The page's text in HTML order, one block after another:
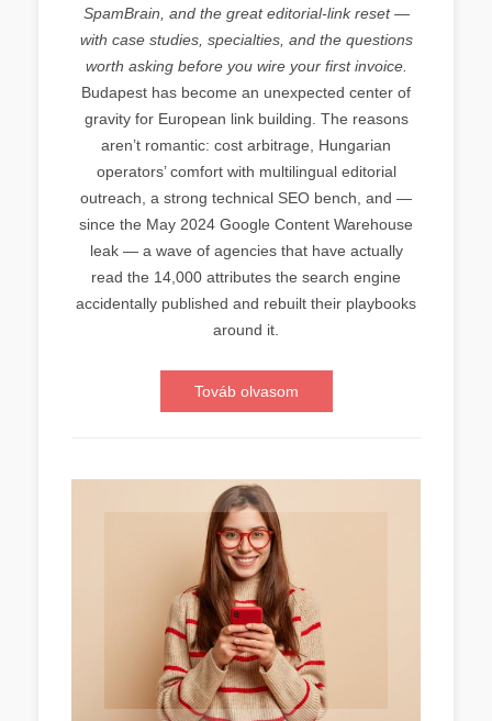
SpamBrain, and the great editorial-link reset —
with case studies, specialties, and the questions
worth asking before you wire your first invoice.
Budapest has become an unexpected center of
gravity for European link building. The reasons
aren’t romantic: cost arbitrage, Hungarian
operators’ comfort with multilingual editorial
outreach, a strong technical SEO bench, and —
since the May 2024 Google Content Warehouse
leak — a wave of agencies that have actually
read the 14,000 attributes the search engine
accidentally published and rebuilt their playbooks
around it.
Továb olvasom